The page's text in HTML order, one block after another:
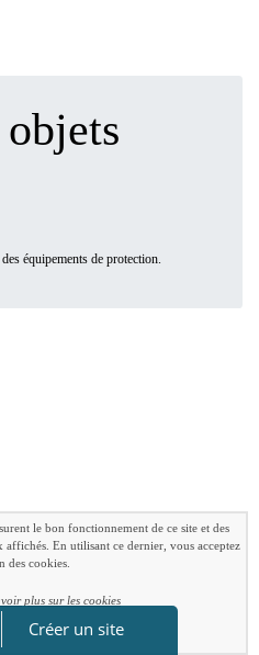
équipements de protection.
Créer un site
le bon fonctionnement de ce site et des
affichés. En utilisant ce dernier, vous acceptez
des cookies.
plus sur les cookies